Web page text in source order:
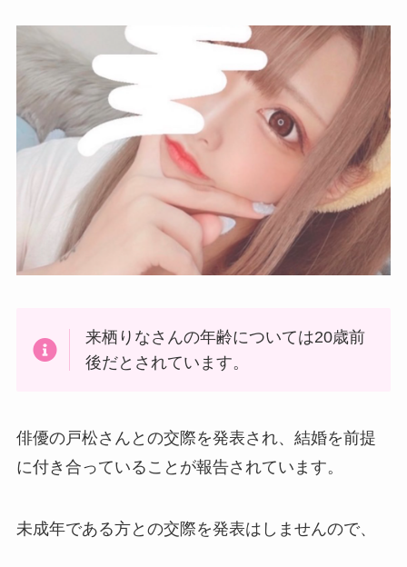
来栖りなさんの年齢については20歳前
後だとされています。
俳優の戸松さんとの交際を発表され、結婚を前提
に付き合っていることが報告されています。
未成年である方との交際を発表はしませんので、